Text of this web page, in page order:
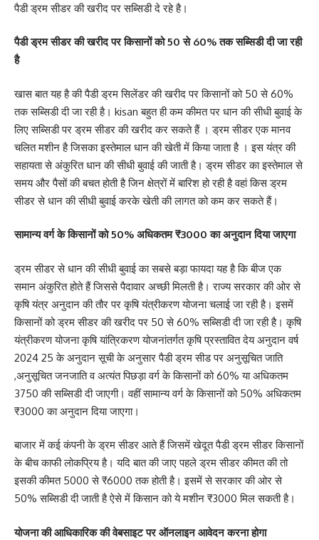
पैडी ड्रम सीडर की खरीद पर सब्सिडी दे रहे है।
पैडी ड्रम सीडर की खरीद पर किसानों को 50 से 60% तक सब्सिडी दी जा रही
है
खास बात यह है की पैडी ड्रम सिलेंडर की खरीद पर किसानों को 50 से 60%
तक सब्सिडी दी जा रही है। kisan बहुत ही कम कीमत पर धान की सीधी बुवाई के
लिए सब्सिडी पर ड्रम सीडर की खरीद कर सकते हैं । ड्रम सीडर एक मानव
चलित मशीन है जिसका इस्तेमाल धान की खेती में किया जाता है । इस यंत्र की
सहायता से अंकुरित धान की सीधी बुवाई की जाती है। ड्रम सीडर का इस्तेमाल से
समय और पैसों की बचत होती है जिन क्षेत्रों में बारिश हो रही है वहां किस ड्रम
सीडर से धान की सीधी बुवाई करके खेती की लागत को कम कर सकते हैं।
सामान्य वर्ग के किसानों को 50% अधिकतम ₹3000 का अनुदान दिया जाएगा
ड्रम सीडर से धान की सीधी बुवाई का सबसे बड़ा फायदा यह है कि बीज एक
समान अंकुरित होते हैं जिससे पैदावार अच्छी मिलती है। राज्य सरकार की ओर से
कृषि यंत्र अनुदान की तौर पर कृषि यंत्रीकरण योजना चलाई जा रही है। इसमें
किसानों को ड्रम सीडर की खरीद पर 50 से 60% सब्सिडी दी जा रही है। कृषि
यंत्रीकरण योजना कृषि यांत्रिकरण योजनांतर्गत कृषि प्रस्तावित देय अनुदान वर्ष
2024 25 के अनुदान सूची के अनुसार पैडी ड्रम सीड पर अनुसूचित जाति
,अनुसूचित जनजाति व अत्यंत पिछड़ा वर्ग के किसानों को 60% या अधिकतम
3750 की सब्सिडी दी जाएगी। वहीं सामान्य वर्ग के किसानों को 50% अधिकतम
₹3000 का अनुदान दिया जाएगा।
बाजार में कई कंपनी के ड्रम सीडर आते हैं जिसमें खेदूत पैडी ड्रम सीडर किसानों
के बीच काफी लोकप्रिय है। यदि बात की जाए पहले ड्रम सीडर कीमत की तो
इसकी कीमत 5000 से ₹6000 तक होती है। इसमें से सरकार की ओर से
50% सब्सिडी दी जाती है ऐसे में किसान को ये मशीन ₹3000 मिल सकती है।
योजना की आधिकारिक की वेबसाइट पर ऑनलाइन आवेदन करना होगा